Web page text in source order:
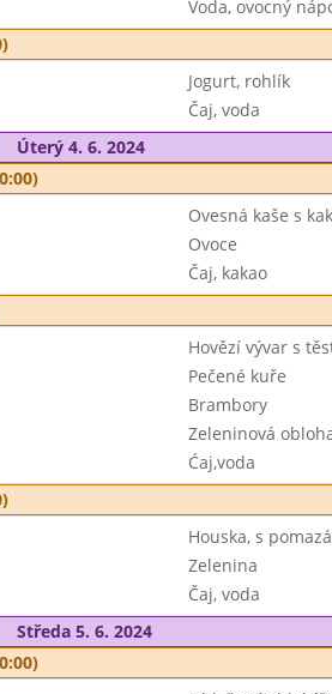
Voda, ovocný
Jogurt, rohlík
Čaj, voda
Úterý 4. 6. 2024
Ovesná kaše s
Ovoce
Čaj, kakao
Hovězí vývar s
Pečené kuře
Brambory
Zeleninová
Ćaj,voda
Houska, s
Zelenina
Čaj, voda
Středa 5. 6. 2024